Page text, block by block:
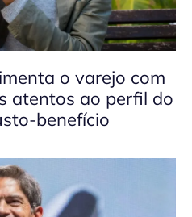
o varejo com
atentos ao perfil do
benefício